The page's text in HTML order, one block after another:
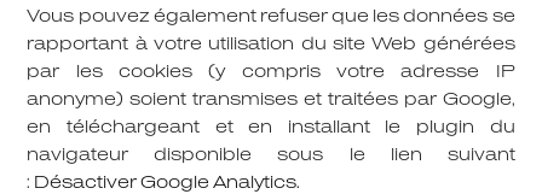
Vous pouvez également refuser que les données se
rapportant à votre utilisation du site Web générées
par les cookies (y compris votre adresse IP
anonyme) soient transmises et traitées par Google,
en téléchargeant et en installant le plugin du
navigateur disponible sous le lien suivant
: Désactiver Google Analytics.